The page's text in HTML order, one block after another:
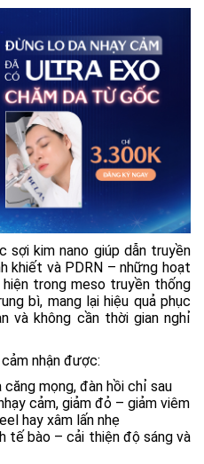
sợi kim nano giúp dẫn truyền
khiết và PDRN – những hoạt
trong meso truyền thống
bì, mang lại hiệu quả phục
và không cần thời gian nghỉ
nhận được:
căng mọng, đàn hồi chỉ sau
cảm, giảm đỏ – giảm viêm
hay xâm lấn nhẹ
tế bào – cải thiện độ sáng và